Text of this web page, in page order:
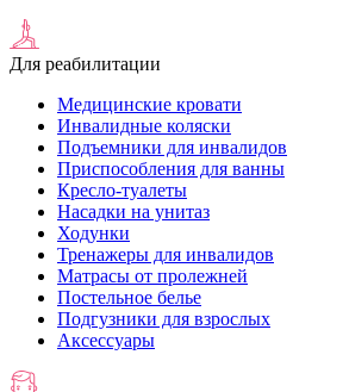
Для реабилитации
Медицинские кровати
Инвалидные коляски
Подъемники для инвалидов
Приспособления для ванны
Кресло-туалеты
Насадки на унитаз
Ходунки
Тренажеры для инвалидов
Матрасы от пролежней
Постельное белье
Подгузники для взрослых
Аксессуары